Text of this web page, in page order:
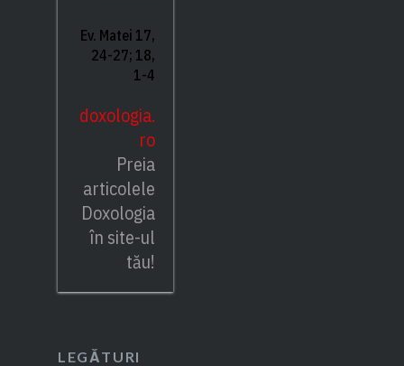
Ev. Matei 17,
24-27; 18,
1-4
doxologia.
ro
Preia
articolele
Doxologia
în site-ul
tău!
LEGĂTURI